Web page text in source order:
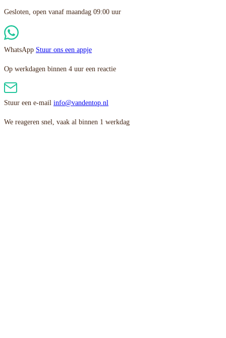
Gesloten, open vanaf maandag 09:00 uur
WhatsApp Stuur ons een appje
Op werkdagen binnen 4 uur een reactie
Stuur een e-mail info@vandentop.nl
We reageren snel, vaak al binnen 1 werkdag